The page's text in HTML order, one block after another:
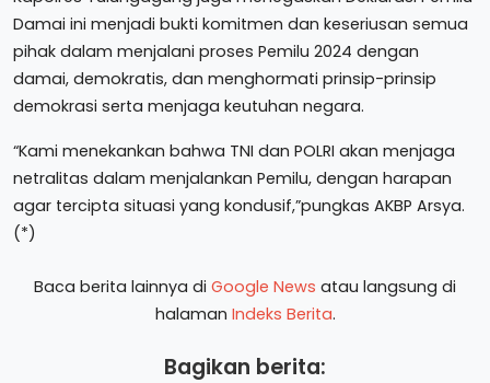
Damai ini menjadi bukti komitmen dan keseriusan semua
pihak dalam menjalani proses Pemilu 2024 dengan
damai, demokratis, dan menghormati prinsip-prinsip
demokrasi serta menjaga keutuhan negara.
“Kami menekankan bahwa TNI dan POLRI akan menjaga
netralitas dalam menjalankan Pemilu, dengan harapan
agar tercipta situasi yang kondusif,”pungkas AKBP Arsya.
(*)
Baca berita lainnya di Google News atau langsung di
halaman Indeks Berita.
Bagikan berita: